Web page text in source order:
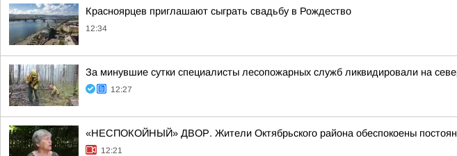
Красноярцев приглашают сыграть свадьбу в Рождество
12:34
За минувшие сутки специалисты лесопожарных служб ликвидировали на
12:27
«НЕСПОКОЙНЫЙ» ДВОР. Жители Октябрьского района обеспокоены
12:21